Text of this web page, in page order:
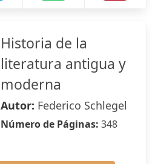
Historia de la
literatura antigua y
moderna
Autor: Federico Schlegel
Número de Páginas: 348